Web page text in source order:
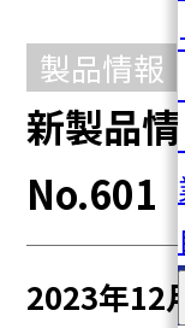
製品情報
新製品
No.601
2023年12